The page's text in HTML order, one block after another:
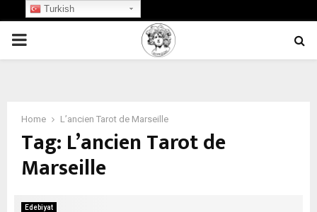
PRIMARY
Home L’ancien Tarot de Marseille
Tag: L’ancien Tarot de
Marseille
Edebiyat
Turkish